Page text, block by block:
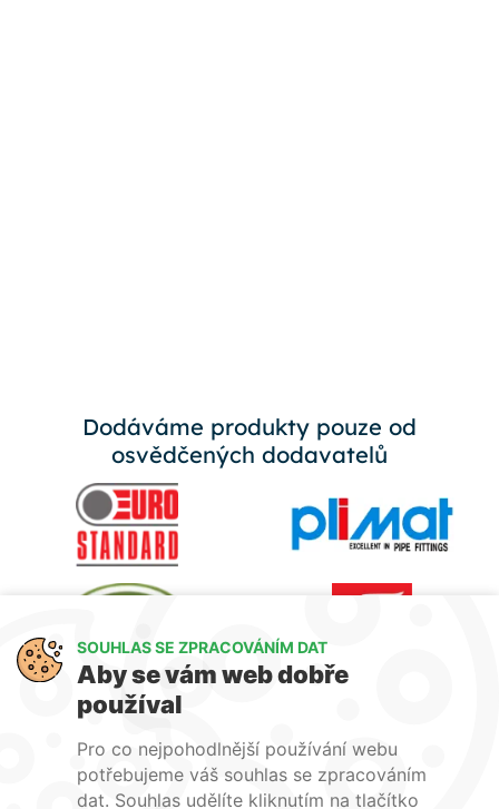
Dodáváme produkty pouze od
osvědčených dodavatelů
SOUHLAS SE ZPRACOVÁNÍM DAT
Aby se vám web dobře
používal
Pro co nejpohodlnější používání webu
potřebujeme váš souhlas se zpracováním
dat. Souhlas udělíte kliknutím na tlačítko